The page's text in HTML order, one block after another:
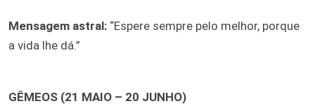
Mensagem astral: “Espere sempre pelo melhor, porque
a vida lhe dá.”
GÊMEOS (21 MAIO – 20 JUNHO)